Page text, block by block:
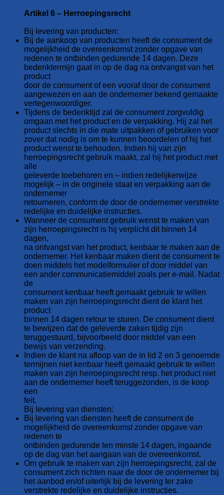
Artikel 6 – Herroepingsrecht
Bij levering van producten:
Bij de aankoop van producten heeft de consument de
mogelijkheid de overeenkomst zonder opgave van
redenen te ontbinden gedurende 14 dagen. Deze
bedenktermijn gaat in op de dag na ontvangst van het
product
door de consument of een vooraf door de consument
aangewezen en aan de ondernemer bekend gemaakte
vertegenwoordiger.
Tijdens de bedenktijd zal de consument zorgvuldig
omgaan met het product en de verpakking. Hij zal het
product slechts in die mate uitpakken of gebruiken voor
zover dat nodig is om te kunnen beoordelen of hij het
product wenst te behouden. Indien hij van zijn
herroepingsrecht gebruik maakt, zal hij het product met
alle
geleverde toebehoren en – indien redelijkerwijze
mogelijk – in de originele staat en verpakking aan de
ondernemer
retourneren, conform de door de ondernemer verstrekte
redelijke en duidelijke instructies.
Wanneer de consument gebruik wenst te maken van
zijn herroepingsrecht is hij verplicht dit binnen 14
dagen,
na ontvangst van het product, kenbaar te maken aan de
ondernemer. Het kenbaar maken dient de consument te
doen middels het modelformulier of door middel van
een ander communicatiemiddel zoals per e-mail. Nadat
de
consument kenbaar heeft gemaakt gebruik te willen
maken van zijn herroepingsrecht dient de klant het
product
binnen 14 dagen retour te sturen. De consument dient
te bewijzen dat de geleverde zaken tijdig zijn
teruggestuurd, bijvoorbeeld door middel van een
bewijs van verzending.
Indien de klant na afloop van de in lid 2 en 3 genoemde
termijnen niet kenbaar heeft gemaakt gebruik te willen
maken van zijn herroepingsrecht resp. het product niet
aan de ondernemer heeft teruggezonden, is de koop
een
feit.
Bij levering van diensten:
Bij levering van diensten heeft de consument de
mogelijkheid de overeenkomst zonder opgave van
redenen te
ontbinden gedurende ten minste 14 dagen, ingaande
op de dag van het aangaan van de overeenkomst.
Om gebruik te maken van zijn herroepingsrecht, zal de
consument zich richten naar de door de ondernemer bij
het aanbod en/of uiterlijk bij de levering ter zake
verstrekte redelijke en duidelijke instructies.